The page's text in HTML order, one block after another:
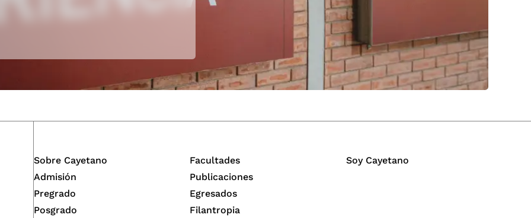
Sobre Cayetano
Admisión
Pregrado
Posgrado
Facultades
Publicaciones
Egresados
Filantropia
Soy Cayetano